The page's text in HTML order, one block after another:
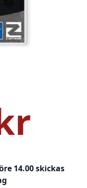
14.00 skickas